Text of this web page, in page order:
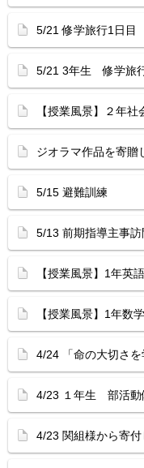
5/21 修学旅行1日目
5/21 3年生 修学旅
【授業風景】２年社
ジオラマ作品を寄贈
5/15 避難訓練
5/13 前期指導主事訪
【授業風景】1年英
【授業風景】1年数
4/24 「命の大切さを
4/23 １年生 部活動
4/23 関組様から寄